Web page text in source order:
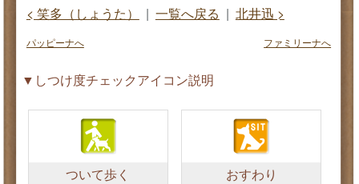
< 笑多（しょうた） | 一覧へ戻る | 北井迅 >
パッピーナへ ファミリーナへ
▼しつけ度チェックアイコン説明
ついて歩く おすわり